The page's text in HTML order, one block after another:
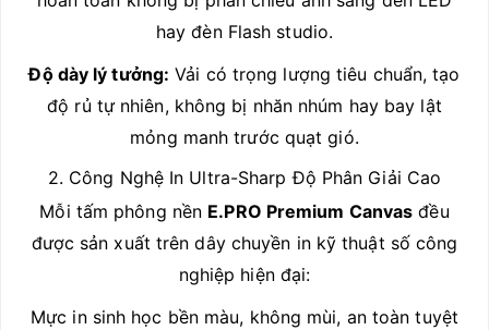
hay đèn Flash studio.
Độ dày lý tưởng: Vải có trọng lượng tiêu chuẩn, tạo
độ rủ tự nhiên, không bị nhăn nhúm hay bay lật
mỏng manh trước quạt gió.
2. Công Nghệ In Ultra-Sharp Độ Phân Giải Cao
Mỗi tấm phông nền E.PRO Premium Canvas đều
được sản xuất trên dây chuyền in kỹ thuật số công
nghiệp hiện đại:
Mực in sinh học bền màu, không mùi, an toàn tuyệt